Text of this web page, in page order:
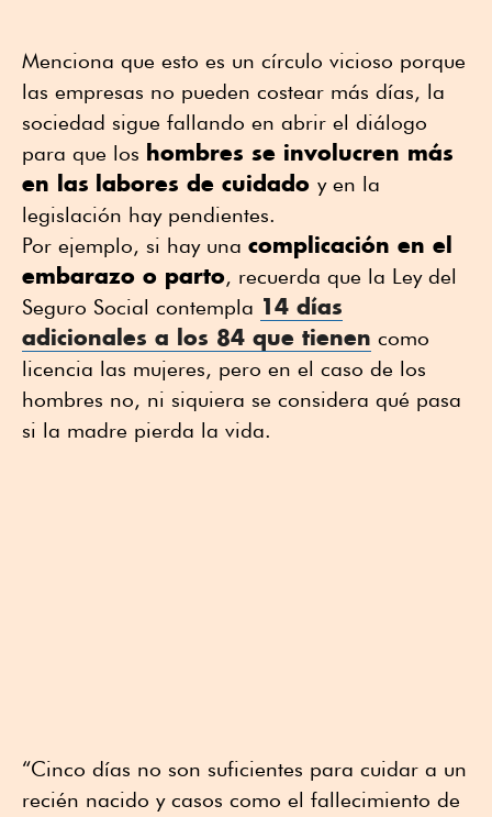
Menciona que esto es un círculo vicioso porque
las empresas no pueden costear más días, la
sociedad sigue fallando en abrir el diálogo
para que los hombres se involucren más
en las labores de cuidado y en la
legislación hay pendientes.
Por ejemplo, si hay una complicación en el
embarazo o parto, recuerda que la Ley del
Seguro Social contempla 14 días
adicionales a los 84 que tienen como
licencia las mujeres, pero en el caso de los
hombres no, ni siquiera se considera qué pasa
si la madre pierda la vida.
“Cinco días no son suficientes para cuidar a un
recién nacido y casos como el fallecimiento de